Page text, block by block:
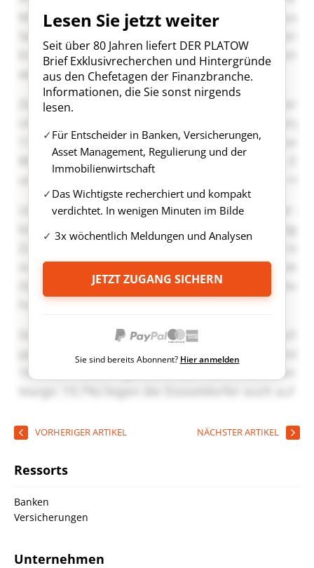
Lesen Sie jetzt weiter
Seit über 80 Jahren liefert DER PLATOW
Brief Exklusivrecherchen und Hintergründe
aus den Chefetagen der Finanzbranche.
Informationen, die Sie sonst nirgends
lesen.
Für Entscheider in Banken, Versicherungen,
Asset Management, Regulierung und der
Immobilienwirtschaft
Das Wichtigste recherchiert und kompakt
verdichtet. In wenigen Minuten im Bilde
3x wöchentlich Meldungen und Analysen
JETZT ZUGANG SICHERN
Sie sind bereits Abonnent? Hier anmelden
VORHERIGER ARTIKEL NÄCHSTER ARTIKEL
Ressorts
Banken
Versicherungen
Unternehmen